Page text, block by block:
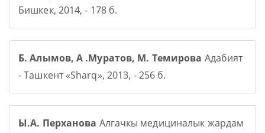
Бишкек, 2014, - 178 б.
Б. Алымов, А .Муратов, М. Темирова Адабият
- Ташкент «Sharq», 2013, - 256 б.
Ы.А. Перханова Алгачкы медициналык жардам